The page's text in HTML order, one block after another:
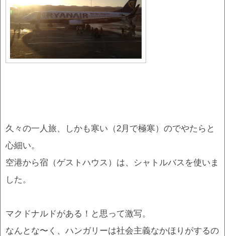
久々の一人旅、しかも寒い（2月で極寒）のでやたらと
心細い。
空港から宿（ゲストハウス）は、シャトルバスを使いま
した。
マクドナルドがある！と思って激写。
なんとな〜く、ハンガリーは社会主義なかほりがするの